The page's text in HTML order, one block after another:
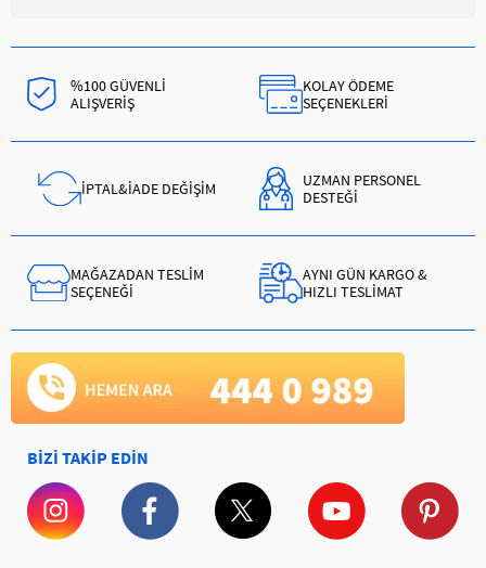
%100 GÜVENLİ
ALIŞVERİŞ
KOLAY ÖDEME
SEÇENEKLERİ
İPTAL&İADE DEĞİŞİM
UZMAN PERSONEL
DESTEĞİ
MAĞAZADAN TESLİM
SEÇENEĞİ
AYNI GÜN KARGO &
HIZLI TESLİMAT
BİZİ TAKİP EDİN